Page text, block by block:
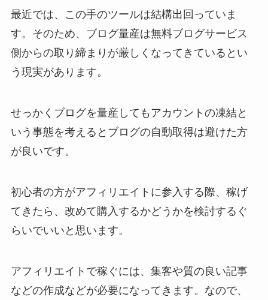
最近では、この手のツールは結構出回っていま
す。そのため、ブログ量産は無料ブログサービス
側からの取り締まりが厳しくなってきているとい
う現実があります。
せっかくブログを量産してもアカウントの凍結と
いう事態を考えるとブログの自動取得は避けた方
が良いです。
初心者の方がアフィリエイトに参入する際、稼げ
てきたら、改めて購入するかどうかを検討するぐ
らいでいいと思います。
アフィリエイトで稼ぐには、集客や質の良い記事
などの作成などが必要になってきます。なので、